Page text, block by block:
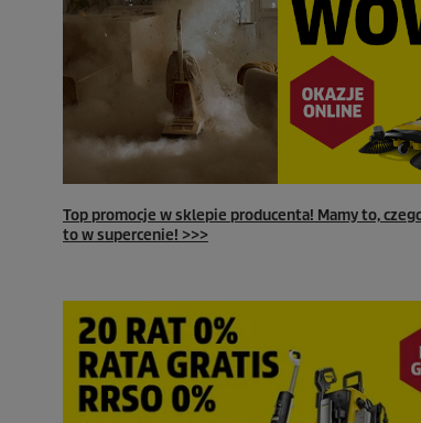
Top promocje w sklepie producenta! Mamy to,
to w supercenie! >>>